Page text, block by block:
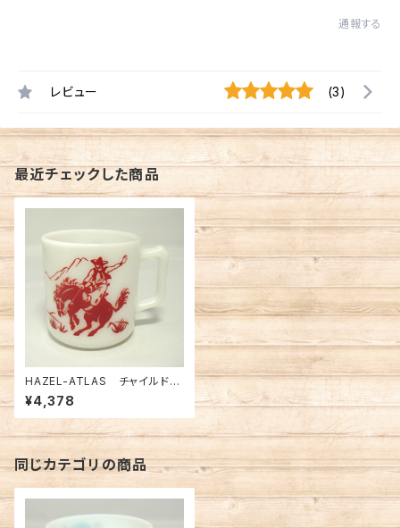
通報する
レビュー (3)
最近チェックした商品
HAZEL-ATLAS チャイルドマ
グ インディアン＆カウボーイ
（FK-12245）
¥4,378
同じカテゴリの商品